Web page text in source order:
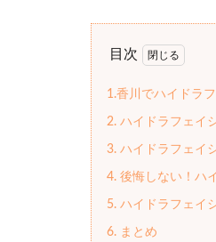
＜所属学会＞
日本整形外科学会
東日本整形災害
日本美容外科学
目次
1.香川でハイドラ
2. ハイドラフェイ
3. ハイドラフェイ
4. 後悔しない！ハ
5. ハイドラフェイ
6. まとめ